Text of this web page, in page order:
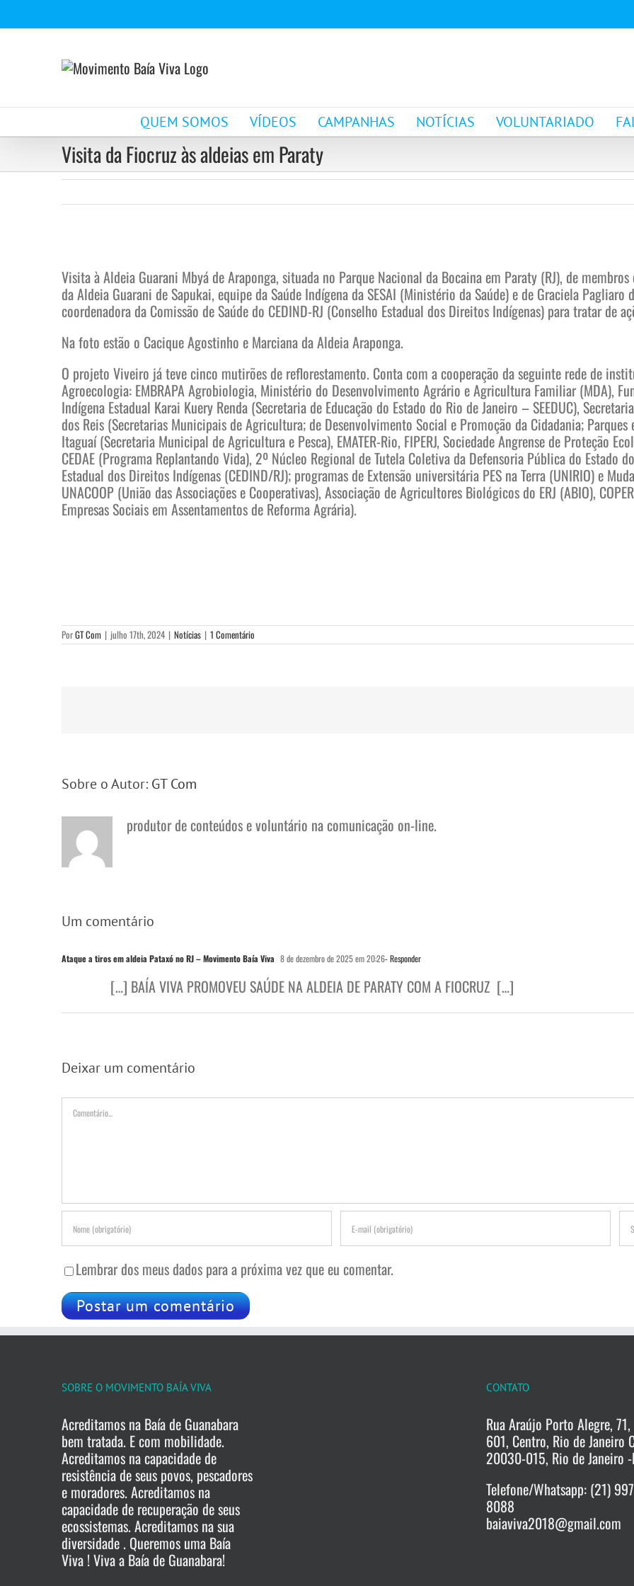
para
QUEM SOMOS VÍDEOS CAMPANHAS NOTÍCIAS VOLUNTARIADO
Visita da Fiocruz às aldeias em Paraty
Larger
Image
Visita à Aldeia Guarani Mbyá de Araponga, situada no Parque Nacional da Bocaina em Paraty (RJ), de
da Aldeia Guarani de Sapukai, equipe da Saúde Indígena da SESAI (Ministério da Saúde) e de Graciela Pagliaro
coordenadora da Comissão de Saúde do CEDIND-RJ (Conselho Estadual dos Direitos Indígenas) para tratar de
Na foto estão o Cacique Agostinho e Marciana da Aldeia Araponga.
O projeto Viveiro já teve cinco mutirões de reflorestamento. Conta com a cooperação da seguinte rede de
Agroecologia: EMBRAPA Agrobiologia, Ministério do Desenvolvimento Agrário e Agricultura Familiar (MDA),
Indígena Estadual Karai Kuery Renda (Secretaria de Educação do Estado do Rio de Janeiro – SEEDUC),
dos Reis (Secretarias Municipais de Agricultura; de Desenvolvimento Social e Promoção da Cidadania;
Itaguaí (Secretaria Municipal de Agricultura e Pesca), EMATER-Rio, FIPERJ, Sociedade Angrense de Proteção
CEDAE (Programa Replantando Vida), 2º Núcleo Regional de Tutela Coletiva da Defensoria Pública do Estado
Estadual dos Direitos Indígenas (CEDIND/RJ); programas de Extensão universitária PES na Terra (UNIRIO) e
UNACOOP (União das Associações e Cooperativas), Associação de Agricultores Biológicos do ERJ (ABIO),
Empresas Sociais em Assentamentos de Reforma Agrária).
PorGT Com | julho 17th, 2024 | Notícias | 1 Comentário
Sobre o Autor: GT Com
produtor de conteúdos e voluntário na comunicação on-line.
Um comentário
Ataque a tiros em aldeia Pataxó no RJ – Movimento Baía Viva 8 de dezembro de 2025 em 20:26- Responder
[…] BAÍA VIVA PROMOVEU SAÚDE NA ALDEIA DE PARATY COM A FIOCRUZ […]
Deixar um comentário
Comentário
Lembrar dos meus dados para a próxima vez que eu comentar.
SOBRE O MOVIMENTO BAÍA VIVA
Acreditamos na Baía de Guanabara
bem tratada. E com mobilidade.
Acreditamos na capacidade de
resistência de seus povos, pescadores
e moradores. Acreditamos na
capacidade de recuperação de seus
ecossistemas. Acreditamos na sua
diversidade . Queremos uma Baía
Viva ! Viva a Baía de Guanabara!
CONTATO
Rua Araújo Porto Alegre,
601, Centro, Rio de Janeiro
20030-015, Rio de Janeiro
Telefone/Whatsapp: (21)
8088
baiaviva2018@gmail.com